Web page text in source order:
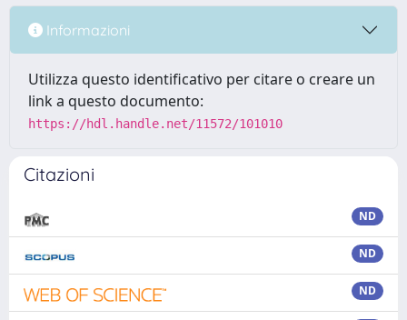
Informazioni
Utilizza questo identificativo per citare o creare un
link a questo documento:
https://hdl.handle.net/11572/101010
Citazioni
ND
ND
ND